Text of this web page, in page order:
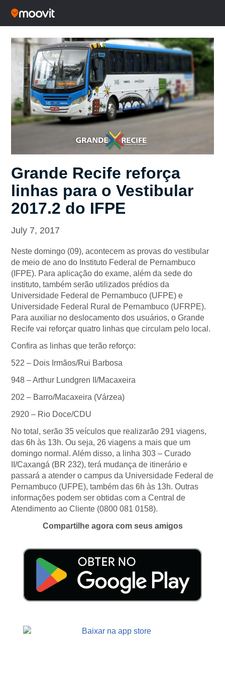
Grande Recife reforça
linhas para o Vestibular
2017.2 do IFPE
July 7, 2017
Neste domingo (09), acontecem as provas do vestibular
de meio de ano do Instituto Federal de Pernambuco
(IFPE). Para aplicação do exame, além da sede do
instituto, também serão utilizados prédios da
Universidade Federal de Pernambuco (UFPE) e
Universidade Federal Rural de Pernambuco (UFRPE).
Para auxiliar no deslocamento dos usuários, o Grande
Recife vai reforçar quatro linhas que circulam pelo local.
Confira as linhas que terão reforço:
522 – Dois Irmãos/Rui Barbosa
948 – Arthur Lundgren II/Macaxeira
202 – Barro/Macaxeira (Várzea)
2920 – Rio Doce/CDU
No total, serão 35 veículos que realizarão 291 viagens,
das 6h às 13h. Ou seja, 26 viagens a mais que um
domingo normal. Além disso, a linha 303 – Curado
II/Caxangá (BR 232), terá mudança de itinerário e
passará a atender o campus da Universidade Federal de
Pernambuco (UFPE), também das 6h às 13h. Outras
informações podem ser obtidas com a Central de
Atendimento ao Cliente (0800 081 0158).
Compartilhe agora com seus amigos